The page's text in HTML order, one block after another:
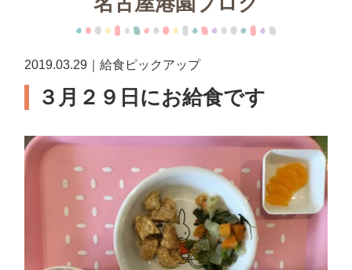
2019.03.29｜給食ピックアップ
３月２９日にお給食です